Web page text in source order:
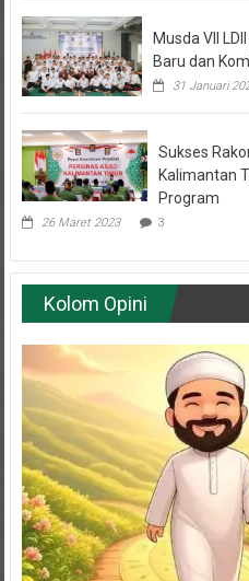
Baru dan
31 Januari
Kalimantan
Program
26 Maret 2023 3
Kolom Opini